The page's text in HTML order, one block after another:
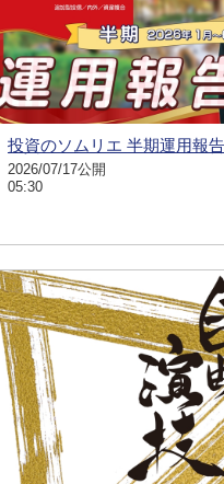
投資のソムリエ 半期運用報
2026/07/17公開
05:30